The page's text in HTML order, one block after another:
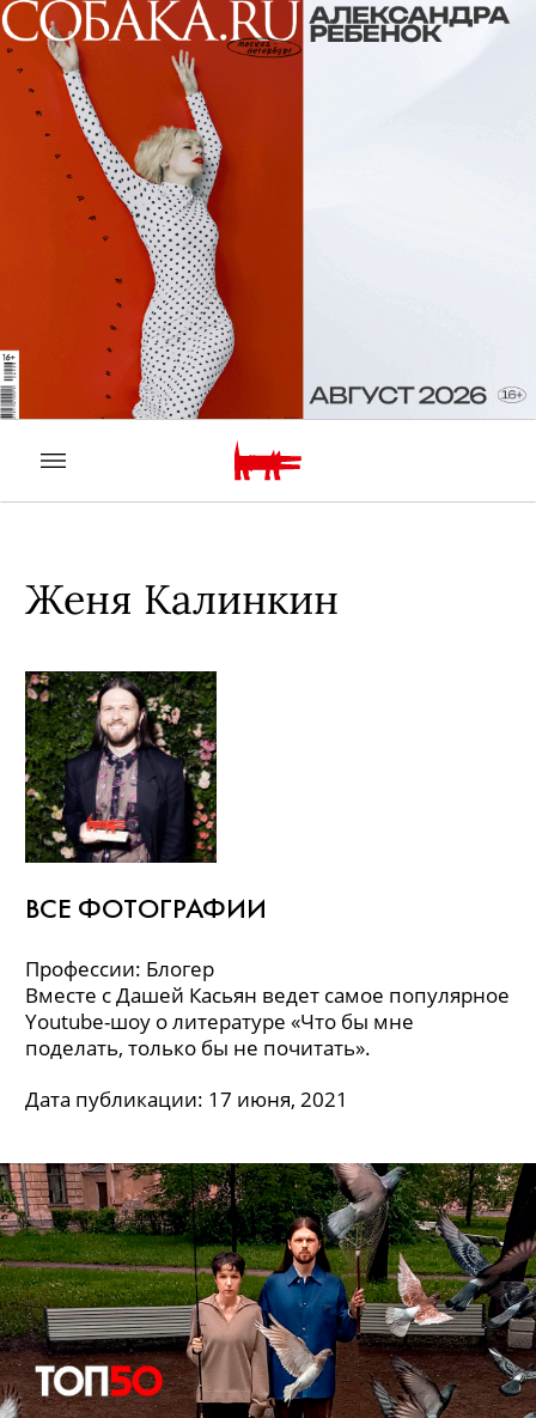
Женя Калинкин
ВСЕ ФОТОГРАФИИ
Профессии: Блогер
Вместе с Дашей Касьян ведет самое популярное
Youtube-шоу о литературе «Что бы мне
поделать, только бы не почитать».
Дата публикации: 17 июня, 2021